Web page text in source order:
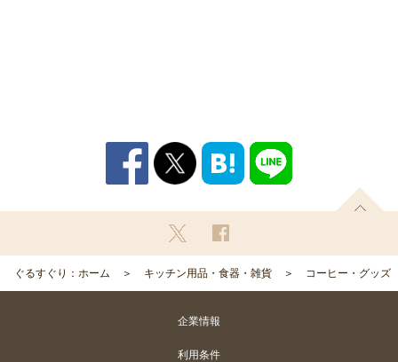
ぐるすぐり：ホーム キッチン用品・食器・雑貨 コーヒー・グッズ
企業情報
利用条件